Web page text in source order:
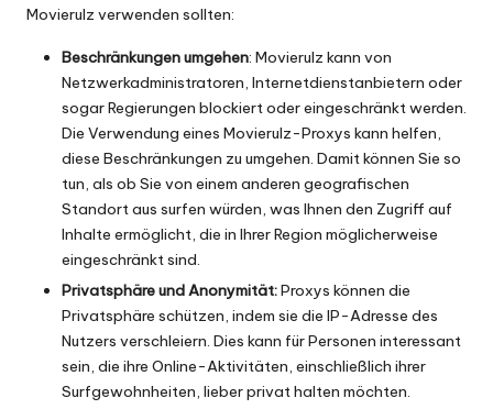
Movierulz verwenden sollten:
Beschränkungen umgehen: Movierulz kann von
Netzwerkadministratoren, Internetdienstanbietern oder
sogar Regierungen blockiert oder eingeschränkt werden.
Die Verwendung eines Movierulz-Proxys kann helfen,
diese Beschränkungen zu umgehen. Damit können Sie so
tun, als ob Sie von einem anderen geografischen
Standort aus surfen würden, was Ihnen den Zugriff auf
Inhalte ermöglicht, die in Ihrer Region möglicherweise
eingeschränkt sind.
Privatsphäre und Anonymität:Proxys können die
Privatsphäre schützen, indem sie die IP-Adresse des
Nutzers verschleiern. Dies kann für Personen interessant
sein, die ihre Online-Aktivitäten, einschließlich ihrer
Surfgewohnheiten, lieber privat halten möchten.